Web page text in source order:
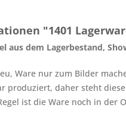
"1401
aus dem Lagerbestand,
Ware nur zum Bilder
produziert, daher steht
ist die Ware noch in der